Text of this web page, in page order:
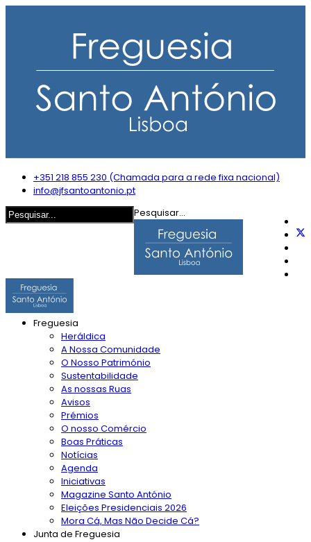
+351 218 855 230 (Chamada para a rede fixa nacional)
info@jfsantoantonio.pt
Pesquisar...
Freguesia
Heráldica
A Nossa Comunidade
O Nosso Património
Sustentabilidade
As nossas Ruas
Avisos
Prémios
O nosso Comércio
Boas Práticas
Notícias
Agenda
Iniciativas
Magazine Santo António
Eleições Presidenciais 2026
Mora Cá, Mas Não Decide Cá?
Junta de Freguesia